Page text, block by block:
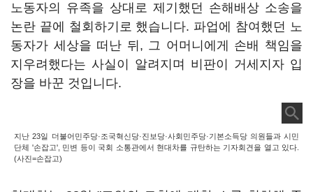
노동자의 유족을 상대로 제기했던 손해배상 소송을
논란 끝에 철회하기로 했습니다. 파업에 참여했던 노
동자가 세상을 떠난 뒤, 그 어머니에게 손배 책임을
지우려했다는 사실이 알려지며 비판이 거세지자 입
장을 바꾼 것입니다.
지난 23일 더불어민주당·조국혁신당·진보당·사회민주당·기본소득당 의원들과 시민
단체 '손잡고', 민변 등이 국회 소통관에서 현대차를 규탄하는 기자회견을 열고 있다.
(사진=손잡고)